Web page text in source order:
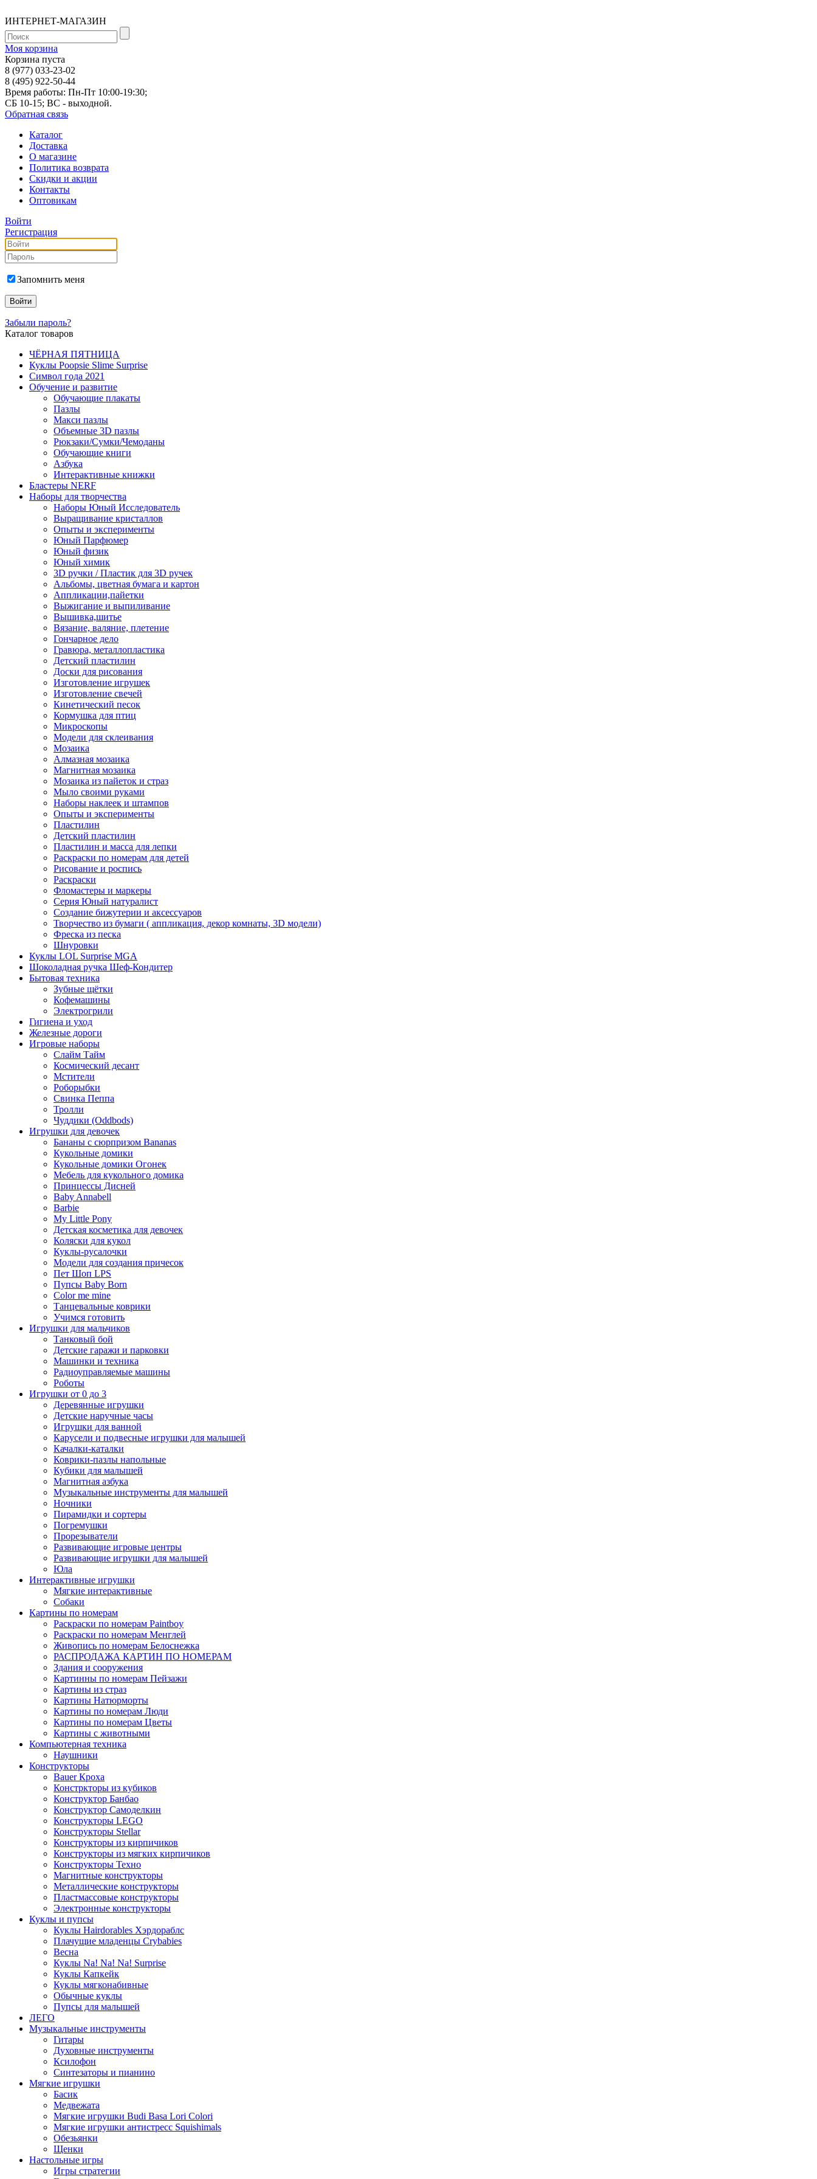
ИНТЕРНЕТ-МАГАЗИН
Моя корзина
Корзина пуста
8 (977) 033-23-02
8 (495) 922-50-44
Время работы: Пн-Пт 10:00-19:30;
СБ 10-15; ВС - выходной.
Обратная связь
Каталог
Доставка
О магазине
Политика возврата
Скидки и акции
Контакты
Оптовикам
Войти
Регистрация
Запомнить меня
Забыли пароль?
Каталог товаров
ЧЁРНАЯ ПЯТНИЦА
Куклы Poopsie Slime Surprise
Символ года 2021
Обучение и развитие
Обучающие плакаты
Пазлы
Макси пазлы
Объемные 3D пазлы
Рюкзаки/Сумки/Чемоданы
Обучающие книги
Азбука
Интерактивные книжки
Бластеры NERF
Наборы для творчества
Наборы Юный Исследователь
Выращивание кристаллов
Опыты и эксперименты
Юный Парфюмер
Юный физик
Юный химик
3D ручки / Пластик для 3D ручек
Альбомы, цветная бумага и картон
Аппликации,пайетки
Выжигание и выпиливание
Вышивка,шитье
Вязание, валяние, плетение
Гончарное дело
Гравюра, металлопластика
Детский пластилин
Доски для рисования
Изготовление игрушек
Изготовление свечей
Кинетический песок
Кормушка для птиц
Микроскопы
Модели для склеивания
Мозаика
Алмазная мозаика
Магнитная мозаика
Мозаика из пайеток и страз
Мыло своими руками
Наборы наклеек и штампов
Опыты и эксперименты
Пластилин
Детский пластилин
Пластилин и масса для лепки
Раскраски по номерам для детей
Рисование и роспись
Раскраски
Фломастеры и маркеры
Серия Юный натуралист
Создание бижутерии и аксессуаров
Творчество из бумаги ( аппликация, декор комнаты, 3D модели)
Фреска из песка
Шнуровки
Куклы LOL Surprise MGA
Шоколадная ручка Шеф-Кондитер
Бытовая техника
Зубные щётки
Кофемашины
Электрогрили
Гигиена и уход
Железные дороги
Игровые наборы
Слайм Тайм
Космический десант
Мстители
Роборыбки
Свинка Пеппа
Тролли
Чуддики (Oddbods)
Игрушки для девочек
Бананы с сюрпризом Bananas
Кукольные домики
Кукольные домики Огонек
Мебель для кукольного домика
Принцессы Дисней
Baby Annabell
Barbie
My Little Pony
Детская косметика для девочек
Коляски для кукол
Куклы-русалочки
Модели для создания причесок
Пет Шоп LPS
Пупсы Baby Born
Сolor me mine
Танцевальные коврики
Учимся готовить
Игрушки для мальчиков
Танковый бой
Детские гаражи и парковки
Машинки и техника
Радиоуправляемые машины
Роботы
Игрушки от 0 до 3
Деревянные игрушки
Детские наручные часы
Игрушки для ванной
Карусели и подвесные игрушки для малышей
Качалки-каталки
Коврики-пазлы напольные
Кубики для малышей
Магнитная азбука
Музыкальные инструменты для малышей
Ночники
Пирамидки и сортеры
Погремушки
Прорезыватели
Развивающие игровые центры
Развивающие игрушки для малышей
Юла
Интерактивные игрушки
Мягкие интерактивные
Собаки
Картины по номерам
Раскраски по номерам Paintboy
Раскраски по номерам Менглей
Живопись по номерам Белоснежка
РАСПРОДАЖА КАРТИН ПО НОМЕРАМ
Здания и сооружения
Картинны по номерам Пейзажи
Картины из страз
Картины Натюрморты
Картины по номерам Люди
Картины по номерам Цветы
Картины с животными
Компьютерная техника
Наушники
Конструкторы
Bauer Кроха
Констркторы из кубиков
Конструктор Банбао
Конструктор Самоделкин
Конструкторы LEGO
Конструкторы Stellar
Конструкторы из кирпичиков
Конструкторы из мягких кирпичиков
Конструкторы Техно
Магнитные конструкторы
Металлические конструкторы
Пластмассовые конструкторы
Электронные конструкторы
Куклы и пупсы
Куклы Hairdorables Хэрдораблс
Плачущие младенцы Crybabies
Весна
Куклы Na! Na! Na! Surprise
Куклы Капкейк
Куклы мягконабивные
Обычные куклы
Пупсы для малышей
ЛЕГО
Музыкальные инструменты
Гитары
Духовные инструменты
Ксилофон
Синтезаторы и пианино
Мягкие игрушки
Басик
Медвежата
Мягкие игрушки Budi Basa Lori Colori
Мягкие игрушки антистресс Squishimals
Обезьянки
Щенки
Настольные игры
Игры стратегии